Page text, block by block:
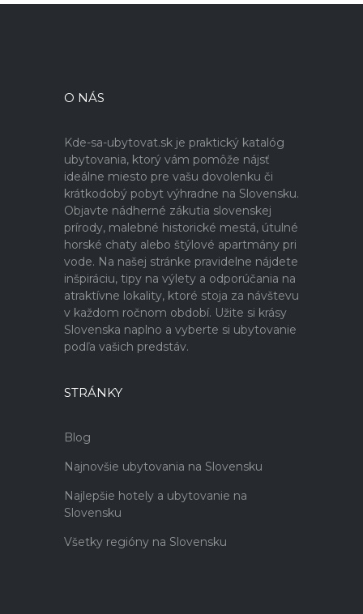
O NÁS
Kde-sa-ubytovat.sk je praktický katalóg
ubytovania, ktorý vám pomôže nájsť
ideálne miesto pre vašu dovolenku či
krátkodobý pobyt výhradne na Slovensku.
Objavte nádherné zákutia slovenskej
prírody, malebné historické mestá, útulné
horské chaty alebo štýlové apartmány pri
vode. Na našej stránke pravidelne nájdete
inšpiráciu, tipy na výlety a odporúčania na
atraktívne lokality, ktoré stoja za návštevu
v každom ročnom období. Užite si krásy
Slovenska naplno a vyberte si ubytovanie
podľa vašich predstáv.
STRÁNKY
Blog
Najnovšie ubytovania na Slovensku
Najlepšie hotely a ubytovanie na
Slovensku
Všetky regióny na Slovensku